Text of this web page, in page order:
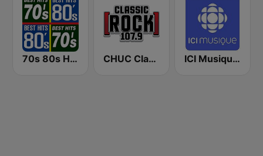
70s 80s Hits Radio CHUC Classic Rock 107.9 FM ICI Musique Classique